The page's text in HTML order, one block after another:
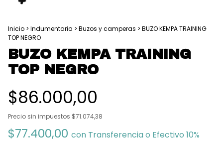
Inicio > Indumentaria > Buzos y camperas > BUZO KEMPA TRAINING
TOP NEGRO
BUZO KEMPA TRAINING
TOP NEGRO
$86.000,00
Precio sin impuestos $71.074,38
$77.400,00 con Transferencia o Efectivo 10%